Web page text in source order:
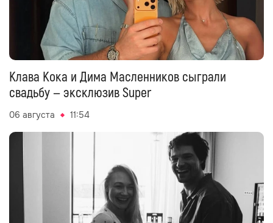
Клава Кока и Дима Масленников сыграли
свадьбу — эксклюзив Super
06 августа 11:54